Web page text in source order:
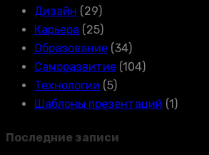
Дизайн (29)
Карьера (25)
Образование (34)
Саморазвитие (104)
Технологии (5)
Шаблоны презентаций (1)
Последние записи